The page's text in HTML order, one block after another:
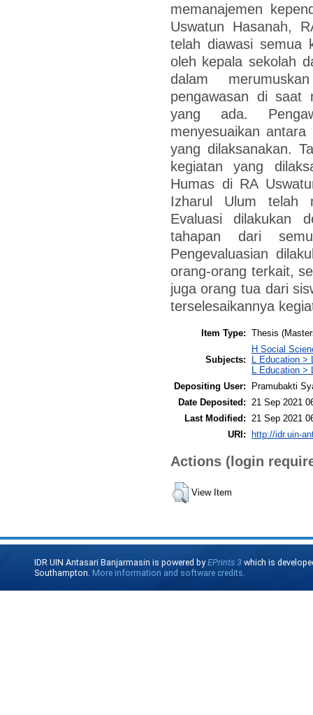
memanajemen
Uswatun Hasanah,
telah diawasi semua
oleh kepala sekolah
dalam
pengawasan di saat
yang ada.
menyesuaikan
yang dilaksanakan.
kegiatan yang
Humas di RA
Izharul Ulum telah
Evaluasi dilakukan
tahapan dari
Pengevaluasian
orang-orang terkait,
juga orang tua dari
terselesaikannya
Item Type: Thesis
Subjects:
H Social
L Education >
L Education >
Depositing User:
Pramubakti
Date Deposited:
21 Sep 2021
Last Modified:
21 Sep 2021
URI: http://idr.uin-
Actions (login
View Item
IDR UIN Antasari Banjarmasin is powered byEPrints 3 which is
Southampton. More information and software credits.